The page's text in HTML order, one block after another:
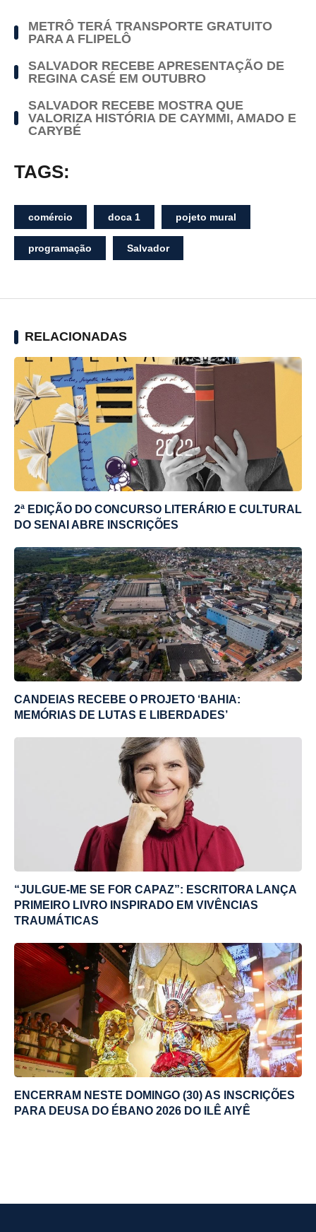
METRÔ TERÁ TRANSPORTE GRATUITO
PARA A FLIPELÔ
SALVADOR RECEBE APRESENTAÇÃO DE
REGINA CASÉ EM OUTUBRO
SALVADOR RECEBE MOSTRA QUE
VALORIZA HISTÓRIA DE CAYMMI, AMADO E
CARYBÉ
TAGS:
comércio doca 1 pojeto mural
programação Salvador
RELACIONADAS
2ª EDIÇÃO DO CONCURSO LITERÁRIO E CULTURAL
DO SENAI ABRE INSCRIÇÕES
CANDEIAS RECEBE O PROJETO ‘BAHIA:
MEMÓRIAS DE LUTAS E LIBERDADES’
“JULGUE-ME SE FOR CAPAZ”: ESCRITORA LANÇA
PRIMEIRO LIVRO INSPIRADO EM VIVÊNCIAS
TRAUMÁTICAS
ENCERRAM NESTE DOMINGO (30) AS INSCRIÇÕES
PARA DEUSA DO ÉBANO 2026 DO ILÊ AIYÊ